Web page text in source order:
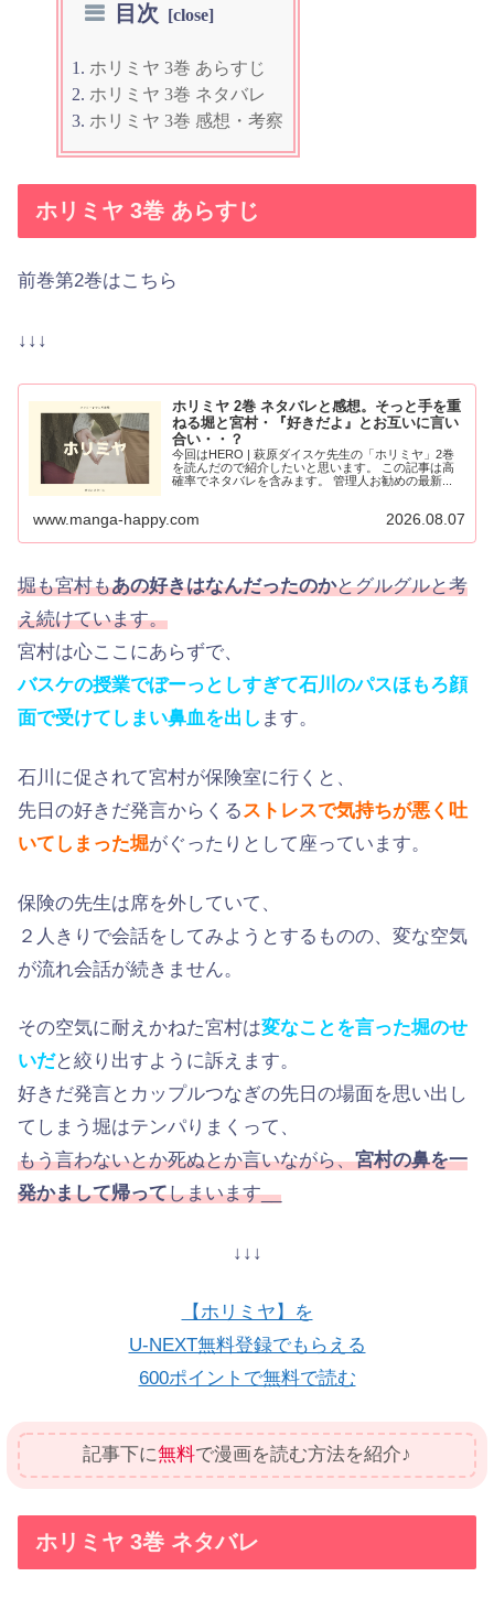
目次
ホリミヤ 3巻 あらすじ
ホリミヤ 3巻 ネタバレ
ホリミヤ 3巻 感想・考察
ホリミヤ 3巻 あらすじ
前巻第2巻はこちら
↓↓↓
ホリミヤ 2巻 ネタバレと感想。そっと手を重
ねる堀と宮村・『好きだよ』とお互いに言い
合い・・？
今回はHERO | 萩原ダイスケ先生の「ホリミヤ」2巻
を読んだので紹介したいと思います。 この記事は高
確率でネタバレを含みます。 管理人お勧めの最新...
www.manga-happy.com 2026.08.07
堀も宮村もあの好きはなんだったのかとグルグルと考
え続けています。
宮村は心ここにあらずで、
バスケの授業でぼーっとしすぎて石川のパスほもろ顔
面で受けてしまい鼻血を出し ます。
石川に促されて宮村が保険室に行くと、
先日の好きだ発言からくる ストレスで気持ちが悪く吐
いてしまった堀がぐったりとして座っています。
保険の先生は席を外していて、
２人きりで会話をしてみようとするものの、変な空気
が流れ会話が続きません。
その空気に耐えかねた宮村は変なことを言った堀のせ
いだと絞り出すように訴えます。
好きだ発言とカップルつなぎの先日の場面を思い出し
てしまう堀はテンパりまくって、
もう言わないとか死ぬとか言いながら、宮村の鼻を一
発かまして帰ってしまいます__
↓↓↓
【ホリミヤ】を
U-NEXT無料登録でもらえる
600ポイントで無料で読む
記事下に無料で漫画を読む方法を紹介♪
ホリミヤ 3巻 ネタバレ